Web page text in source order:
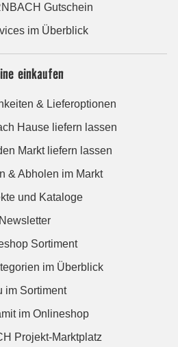
Gutschein
im Überblick
einkaufen
& Lieferoptionen
Hause liefern lassen
Markt liefern lassen
& Abholen im Markt
und Kataloge
Newsletter
Sortiment
im Überblick
im Sortiment
im Onlineshop
Projekt-Marktplatz